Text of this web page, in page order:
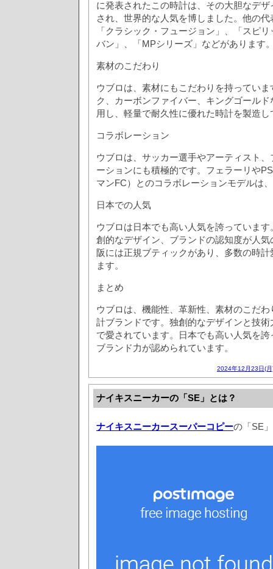
に発表されたこの時計は、その大胆なデ
され、世界的な人気を博しました。他の
「クラシック・フュージョン」、「スピ
バン」、「MPシリーズ」などがあります
素材のこだわり
ウブロは、素材にもこだわりを持ってい
ク、カーボンファイバー、キングゴール
用し、軽量で耐久性に優れた時計を製造し
コラボレーション
ウブロは、サッカー選手やアーティスト
ーションにも積極的です。フェラーリや
マンFC）とのコラボレーションモデルは
日本での人気
ウブロは日本でも高い人気を誇っていま
創的なデザイン、ブランドの認知度が人
阪には正規ブティックがあり、多数の時
ます。
まとめ
ウブロは、機能性、革新性、素材のこだ
計ブランドです。独創的なデザインと技
で愛されています。日本でも高い人気を
ブランド力が認められています。
2024年12月23日(
ナイキスニーカーの「SE」とは？
ナイキスニーカースーパーコピーの「SE